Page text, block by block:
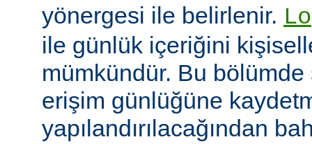
yönergesi ile belirlenir.
ile günlük içeriğini
mümkündür. Bu
erişim günlüğüne
yapılandırılacağından